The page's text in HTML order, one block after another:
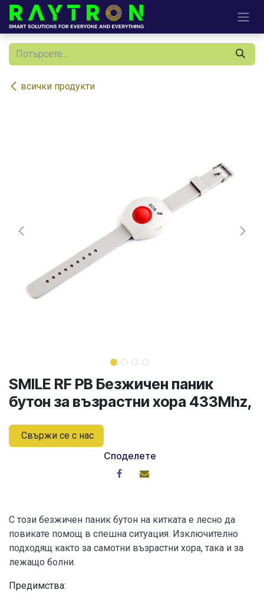
Преминете към съдържание
всички продукти
SMILE RF PB Безжичен паник
бутон за възрастни хора 433Mhz,
Свържи се с нас
Споделете
С този безжичен паник бутон на китката е лесно да
повикате помощ в спешна ситуация. Изключително
подходящ както за самотни възрастни хора, така и за
лежащо болни.
Предимства: